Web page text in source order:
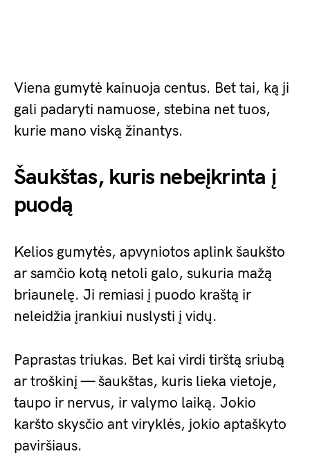
Viena gumytė kainuoja centus. Bet tai, ką ji
gali padaryti namuose, stebina net tuos,
kurie mano viską žinantys.
Šaukštas, kuris nebeįkrinta į
puodą
Kelios gumytės, apvyniotos aplink šaukšto
ar samčio kotą netoli galo, sukuria mažą
briaunelę. Ji remiasi į puodo kraštą ir
neleidžia įrankiui nuslysti į vidų.
Paprastas triukas. Bet kai virdi tirštą sriubą
ar troškinį — šaukštas, kuris lieka vietoje,
taupo ir nervus, ir valymo laiką. Jokio
karšto skysčio ant viryklės, jokio aptaškyto
paviršiaus.